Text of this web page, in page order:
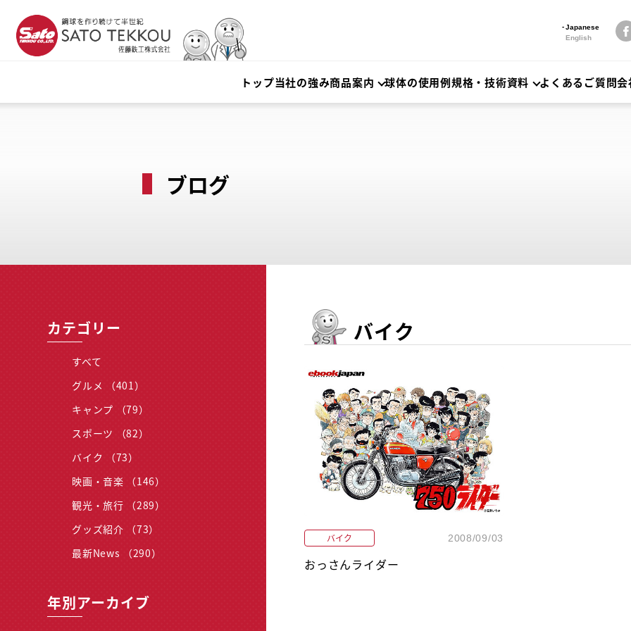
Japanese
English
トップ当社の強み商品案内 球体の使用例規格・技術資料 よくあるご質問会
ブログ
バイク
バイク 2008/09/03
おっさんライダー
カテゴリー
すべて
グルメ （401）
キャンプ （79）
スポーツ （82）
バイク （73）
映画・音楽 （146）
観光・旅行 （289）
グッズ紹介 （73）
最新News （290）
年別アーカイブ